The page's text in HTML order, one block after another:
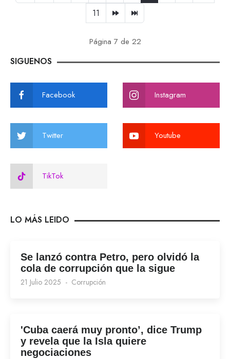
11
Página 7 de 22
SIGUENOS
Facebook Instagram
Twitter Youtube
TikTok
LO MÁS LEIDO
Se lanzó contra Petro, pero olvidó la
cola de corrupción que la sigue
21 Julio 2025 Corrupción
'Cuba caerá muy pronto’, dice Trump
y revela que la Isla quiere
negociaciones